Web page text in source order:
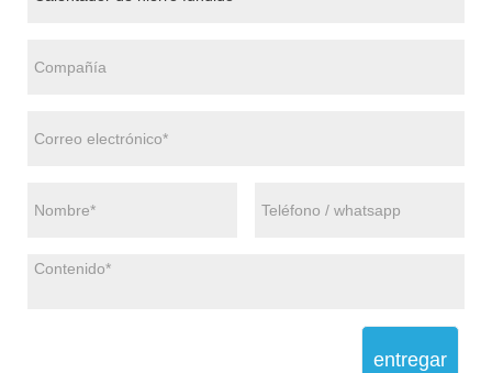
entregar